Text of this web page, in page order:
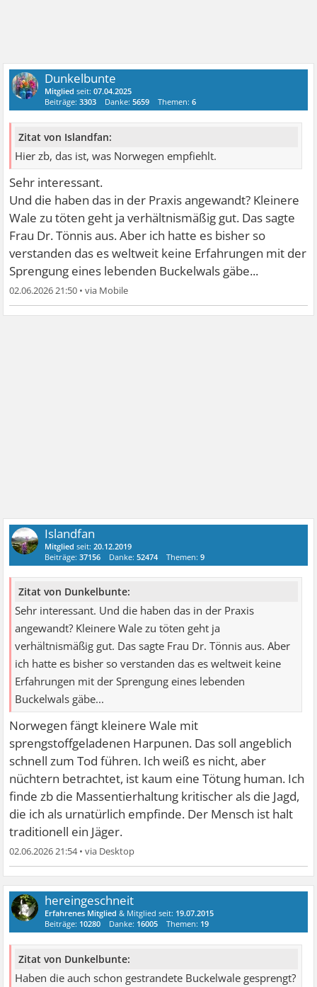
Dunkelbunte
Mitglied seit:07.04.2025
Beiträge:3303 Danke:5659 Themen:6
Zitat von Islandfan:
Hier zb, das ist, was Norwegen empfiehlt.
Sehr interessant.
Und die haben das in der Praxis angewandt? Kleinere
Wale zu töten geht ja verhältnismäßig gut. Das sagte
Frau Dr. Tönnis aus. Aber ich hatte es bisher so
verstanden das es weltweit keine Erfahrungen mit der
Sprengung eines lebenden Buckelwals gäbe...
02.06.2026 21:50 •
Islandfan
Mitglied seit:20.12.2019
Beiträge:37156 Danke:52474 Themen:9
Zitat von Dunkelbunte:
Sehr interessant. Und die haben das in der Praxis
angewandt? Kleinere Wale zu töten geht ja
verhältnismäßig gut. Das sagte Frau Dr. Tönnis aus. Aber
ich hatte es bisher so verstanden das es weltweit keine
Erfahrungen mit der Sprengung eines lebenden
Buckelwals gäbe...
Norwegen fängt kleinere Wale mit
sprengstoffgeladenen Harpunen. Das soll angeblich
schnell zum Tod führen. Ich weiß es nicht, aber
nüchtern betrachtet, ist kaum eine Tötung human. Ich
finde zb die Massentierhaltung kritischer als die Jagd,
die ich als urnatürlich empfinde. Der Mensch ist halt
traditionell ein Jäger.
02.06.2026 21:54•
hereingeschneit
Erfahrenes Mitglied & Mitglied seit: 19.07.2015
Beiträge: 10280 Danke: 16005 Themen: 19
Zitat von Dunkelbunte:
Haben die auch schon gestrandete Buckelwale gesprengt?